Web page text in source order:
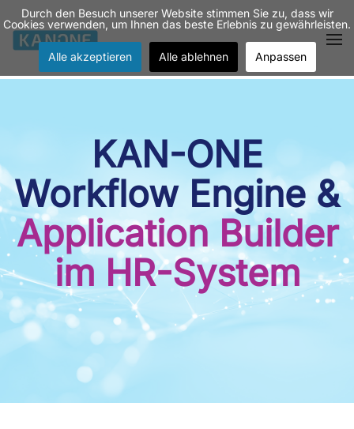
Zum Hauptinhalt springen
KAN-ONE
Workflow Engine &
Application Builder
im HR-System
Durch den Besuch unserer Website stimmen Sie zu, dass wir
Cookies verwenden, um Ihnen das beste Erlebnis zu gewährleisten.
Alle akzeptieren Alle ablehnen Anpassen